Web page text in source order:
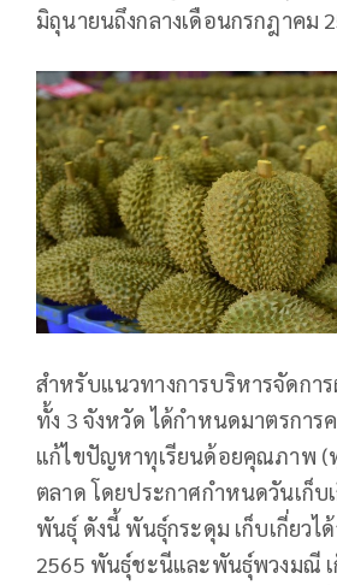
มิถุนายนถึงกลางเดือนกรกฎาคม
สำหรับแนวทางการบริหารจัดกา
ทั้ง 3 จังหวัด ได้กำหนดมาตรกา
แก้ไขปัญหาทุเรียนด้อยคุณภาพ (
ตลาด โดยประกาศกำหนดวันเก็บ
พันธุ์ ดังนี้ พันธุ์กระดุม เก็บเกี่ยวไ
2565 พันธุ์ชะนีและพันธุ์พวงมณี เ